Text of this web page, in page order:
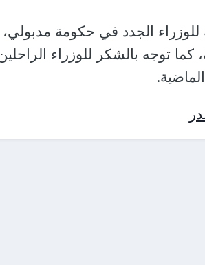
للوزراء الجدد في حكومة مدبولي،
كما توجه بالشكر للوزراء